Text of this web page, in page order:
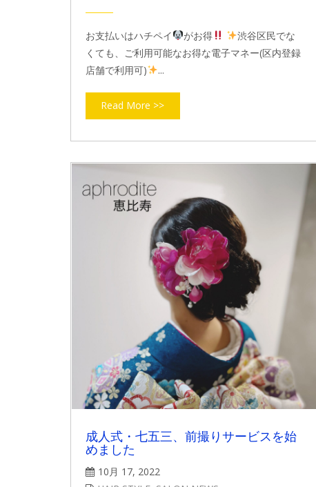
お支払いはハチペイ がお得
渋谷区民でな
くても、ご利用可能なお得な電子マネー(区内登録
店舗で利用可)
...
Read More >>
成人式・七五三、前撮りサービスを始
めました
10月 17, 2022